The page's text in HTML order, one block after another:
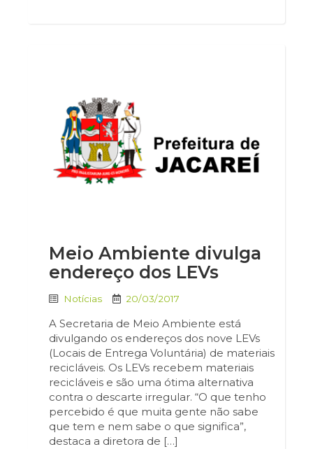
Meio Ambiente divulga
endereço dos LEVs
Notícias 20/03/2017
A Secretaria de Meio Ambiente está
divulgando os endereços dos nove LEVs
(Locais de Entrega Voluntária) de materiais
recicláveis. Os LEVs recebem materiais
recicláveis e são uma ótima alternativa
contra o descarte irregular. “O que tenho
percebido é que muita gente não sabe
que tem e nem sabe o que significa”,
destaca a diretora de […]